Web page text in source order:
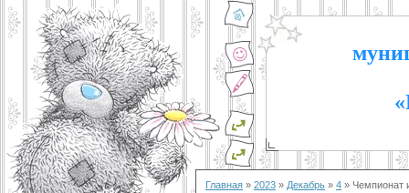
Главная » 2023 » Декабрь » 4 » Чемпионат